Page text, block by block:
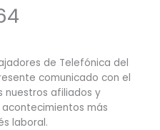
de Telefónica del
comunicado con el
nuestros afiliados y
más
laboral.